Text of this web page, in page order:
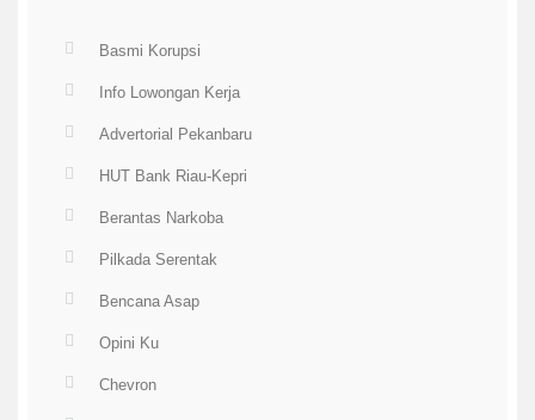
Basmi Korupsi
Info Lowongan Kerja
Advertorial Pekanbaru
HUT Bank Riau-Kepri
Berantas Narkoba
Pilkada Serentak
Bencana Asap
Opini Ku
Chevron